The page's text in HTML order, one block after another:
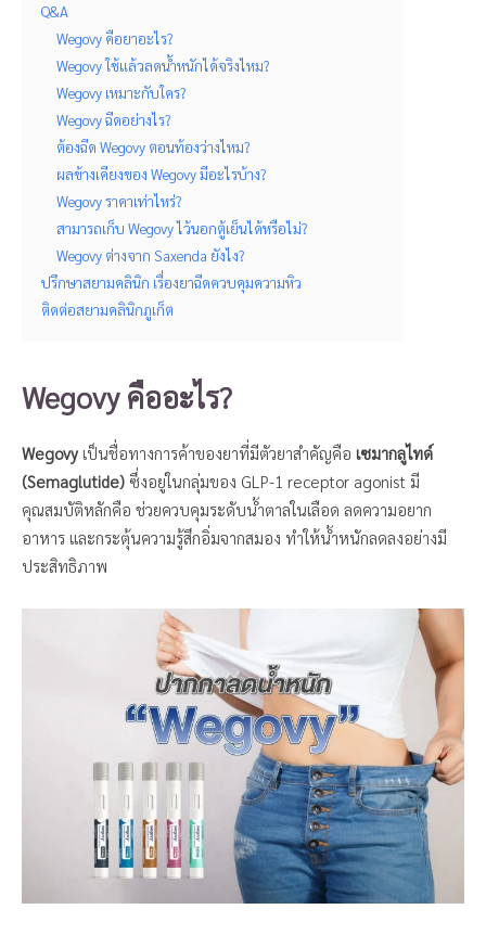
Q&A
Wegovy คือยาอะไร?
Wegovy ใช้แล้วลดน้ำหนักได้จริงไหม?
Wegovy เหมาะกับใคร?
Wegovy ฉีดอย่างไร?
ต้องฉีด Wegovy ตอนท้องว่างไหม?
ผลข้างเคียงของ Wegovy มีอะไรบ้าง?
Wegovy ราคาเท่าไหร่?
สามารถเก็บ Wegovy ไว้นอกตู้เย็นได้หรือไม่?
Wegovy ต่างจาก Saxenda ยังไง?
ปรึกษาสยามคลินิก เรื่องยาฉีดควบคุมความหิว
ติดต่อสยามคลินิกภูเก็ต
Wegovy คืออะไร?
Wegovy เป็นชื่อทางการค้าของยาที่มีตัวยาสำคัญคือ เซมากลูไทด์
(Semaglutide) ซึ่งอยู่ในกลุ่มของ GLP-1 receptor agonist มี
คุณสมบัติหลักคือ ช่วยควบคุมระดับน้ำตาลในเลือด ลดความอยาก
อาหาร และกระตุ้นความรู้สึกอิ่มจากสมอง ทำให้น้ำหนักลดลงอย่างมี
ประสิทธิภาพ